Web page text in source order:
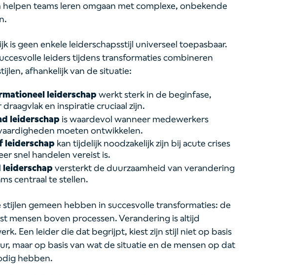
helpen teams leren omgaan met complexe, onbekende
is geen enkele leiderschapsstijl universeel toepasbaar.
leiders tijdens transformaties combineren
afhankelijk van de situatie:
leiderschap werkt sterk in de beginfase,
en inspiratie cruciaal zijn.
leiderschap is waardevol wanneer medewerkers
moeten ontwikkelen.
leiderschap kan tijdelijk noodzakelijk zijn bij acute crises
snel handelen vereist is.
leiderschap versterkt de duurzaamheid van verandering
centraal te stellen.
stijlen gemeen hebben in succesvolle transformaties: de
mensen boven processen. Verandering is altijd
Een leider die dat begrijpt, kiest zijn stijl niet op basis
maar op basis van wat de situatie en de mensen op dat
hebben.